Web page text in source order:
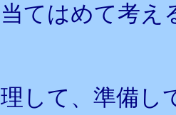
てはめて考え
して、準備